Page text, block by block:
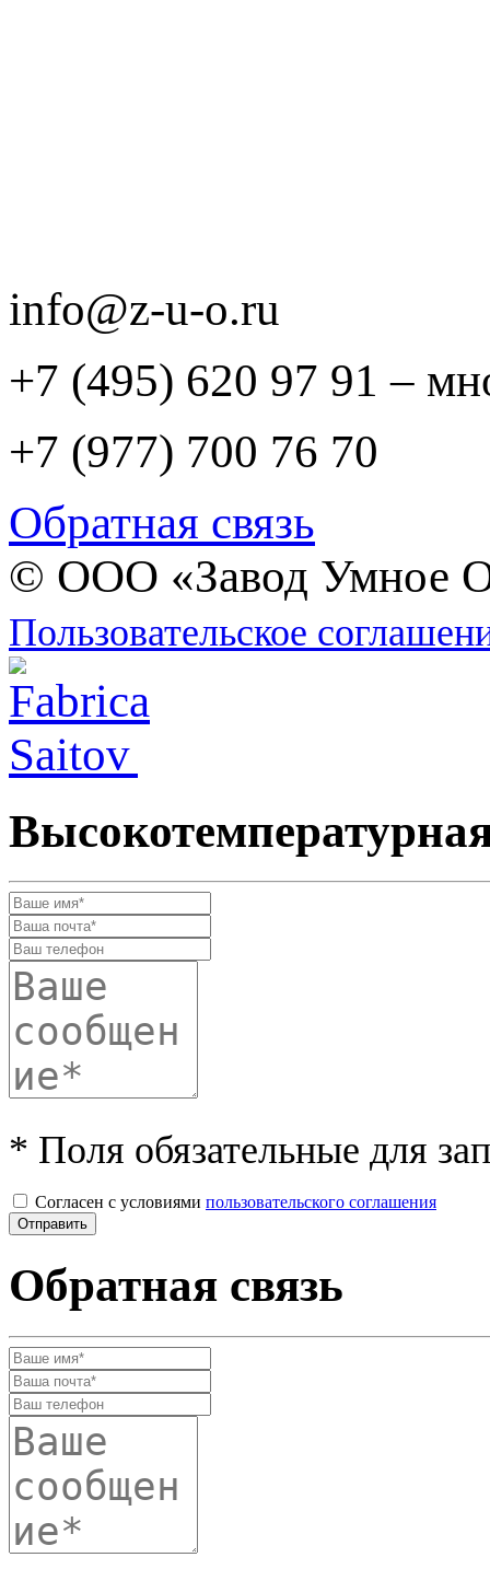
info@z-u-o.ru
+7 (495) 620 97 91 –
+7 (977) 700 76 70
Обратная связь
© ООО «Завод Умное
Пользовательское
* Поля обязательные для
Согласен с условиями пользовательского соглашения
Обратная связь